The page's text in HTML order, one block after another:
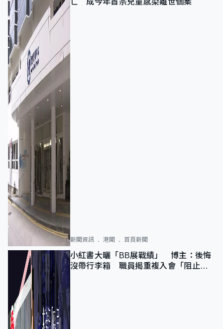
亡 成今年首宗兒童感染離世個案
新聞資訊 港聞 首頁新聞
小紅書大曬「BB展戰績」 博主：後悔
沒帶行李箱 職員揭重複入會「阻止唔